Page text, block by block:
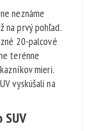
neznáme
na prvý pohľad.
20-palcové
terénne
mieri.
vyskúšali na